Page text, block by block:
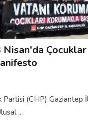
Nisan'da
(CHP) Gaziantep
...